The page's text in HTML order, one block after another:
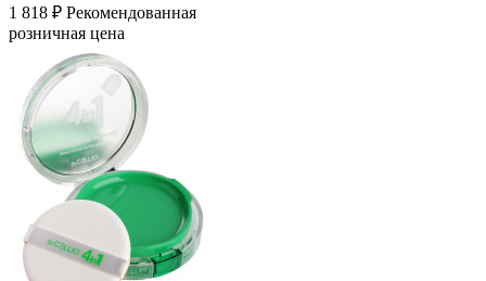
1 818 ₽ Рекомендованная
розничная цена